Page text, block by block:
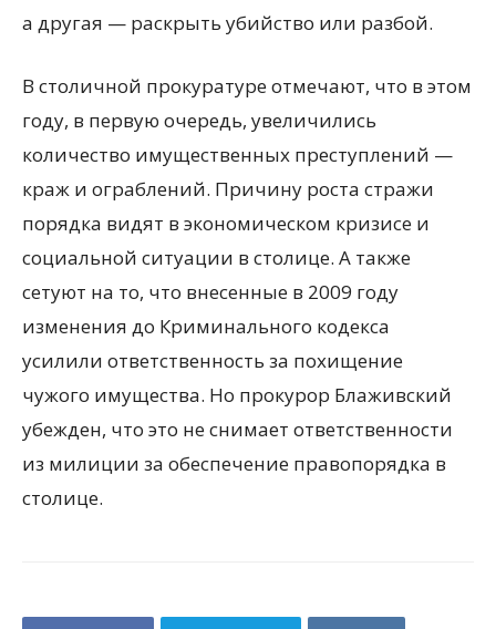
а другая — раскрыть убийство или разбой.
В столичной прокуратуре отмечают, что в этом
году, в первую очередь, увеличились
количество имущественных преступлений —
краж и ограблений. Причину роста стражи
порядка видят в экономическом кризисе и
социальной ситуации в столице. А также
сетуют на то, что внесенные в 2009 году
изменения до Криминального кодекса
усилили ответственность за похищение
чужого имущества. Но прокурор Блаживский
убежден, что это не снимает ответственности
из милиции за обеспечение правопорядка в
столице.